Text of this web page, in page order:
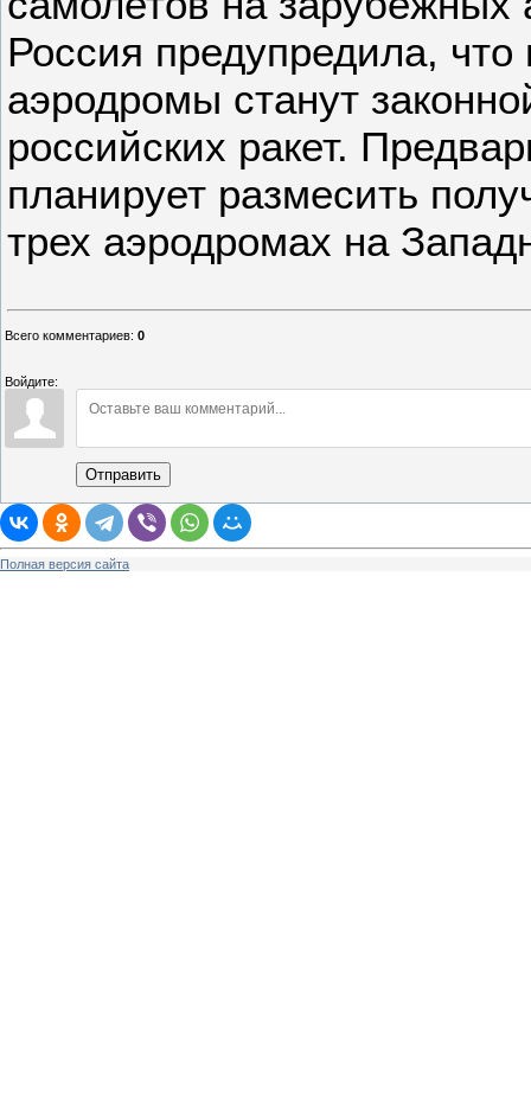
Россия предупредила, что
аэродромы станут
российских ракет.
планирует размесить
трех аэродромах на
Всего комментариев: 0
Войдите:
Отправить
Полная версия сайта